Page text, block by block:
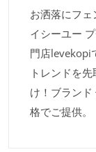
お洒落にフ
イシーユー
門店levekopi
トレンドを
け！ブラン
格でご提供。